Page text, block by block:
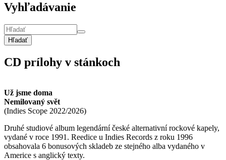
Vyhľadávanie
Hľadať
CD prílohy v stánkoch
Už jsme doma
Nemilovaný svět
(Indies Scope 2022/2026)
Druhé studiové album legendární české alternativní rockové kapely,
vydané v roce 1991. Reedice u Indies Records z roku 1996
obsahovala 6 bonusových skladeb ze stejného alba vydaného v
Americe s anglický texty.